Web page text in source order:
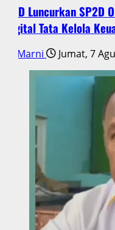
PBD Luncurkan SP2D
Digital Tata Kelola
Marni Jumat, 7